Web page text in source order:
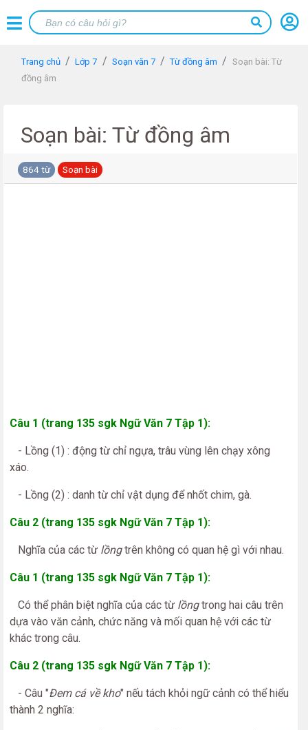
Trang chủ Lớp 7 Soạn văn 7 Từ đồng âm
Soạn bài: Từ
đồng âm
Soạn bài: Từ đồng âm
864 từ Soạn bài
Câu 1 (trang 135 sgk Ngữ Văn 7 Tập 1):
- Lồng (1) : động từ chỉ ngựa, trâu vùng lên chạy xông
xáo.
- Lồng (2) : danh từ chỉ vật dụng để nhốt chim, gà.
Câu 2 (trang 135 sgk Ngữ Văn 7 Tập 1):
Nghĩa của các từ lồngtrên không có quan hệ gì với nhau.
Câu 1 (trang 135 sgk Ngữ Văn 7 Tập 1):
Có thể phân biệt nghĩa của các từ lồngtrong hai câu trên
dựa vào văn cảnh, chức năng và mối quan hệ với các từ
khác trong câu.
Câu 2 (trang 135 sgk Ngữ Văn 7 Tập 1):
- Câu "Đem cá về kho" nếu tách khỏi ngữ cảnh có thể hiểu
thành 2 nghĩa: